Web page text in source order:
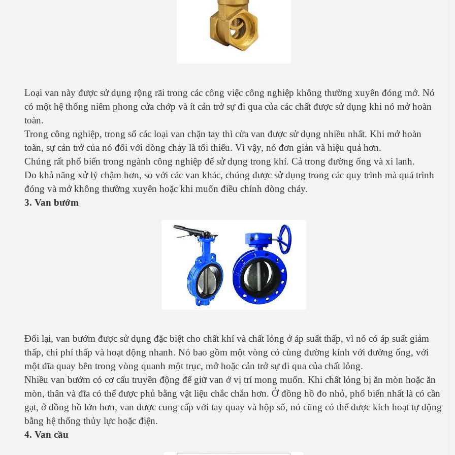
Loại van này được sử dụng rộng rãi trong các công việc công nghiệp không thường xuyên đóng mở. Nó
có một hệ thống niêm phong cửa chớp và ít cản trở sự đi qua của các chất được sử dụng khi nó mở hoàn
toàn.
Trong công nghiệp, trong số các loại van chặn tay thì cửa van được sử dụng nhiều nhất. Khi mở hoàn
toàn, sự cản trở của nó đối với dòng chảy là tối thiểu. Vì vậy, nó đơn giản và hiệu quả hơn.
Chúng rất phổ biến trong ngành công nghiệp để sử dụng trong khí. Cả trong đường ống và xi lanh.
Do khả năng xử lý chậm hơn, so với các van khác, chúng được sử dụng trong các quy trình mà quá trình
đóng và mở không thường xuyên hoặc khi muốn điều chỉnh dòng chảy.
3. Van bướm
Đổi lại, van bướm được sử dụng đặc biệt cho chất khí và chất lỏng ở áp suất thấp, vì nó có áp suất giảm
thấp, chi phí thấp và hoạt động nhanh. Nó bao gồm một vòng có cùng đường kính với đường ống, với
một đĩa quay bên trong vòng quanh một trục, mở hoặc cản trở sự đi qua của chất lỏng.
Nhiều van bướm có cơ cấu truyền động để giữ van ở vị trí mong muốn. Khi chất lỏng bị ăn mòn hoặc ăn
mòn, thân và đĩa có thể được phủ bằng vật liệu chắc chắn hơn. Ở đồng hồ đo nhỏ, phổ biến nhất là có cần
gạt, ở đồng hồ lớn hơn, van được cung cấp với tay quay và hộp số, nó cũng có thể được kích hoạt tự động
bằng hệ thống thủy lực hoặc điện.
4. Van cầu